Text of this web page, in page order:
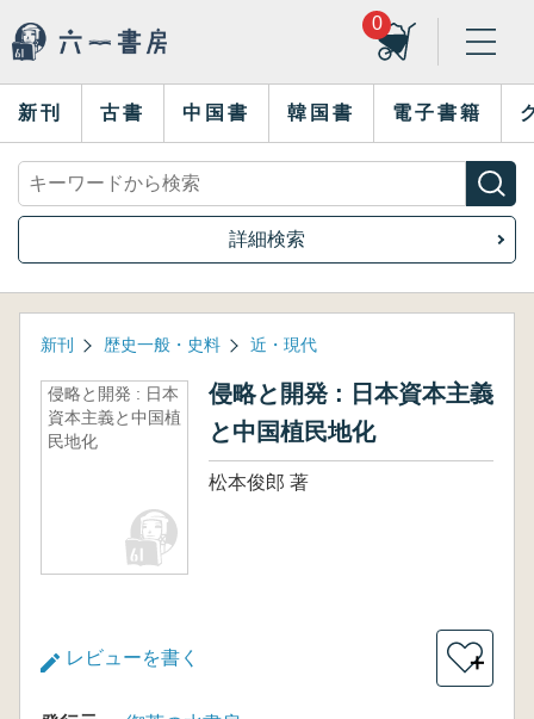
0
新刊 古書 中国書 韓国書 電子書籍
詳細検索
新刊 歴史一般・史料 近・現代
侵略と開発 : 日本
資本主義と中国植
民地化
侵略と開発 : 日本資本主義
と中国植民地化
松本俊郎 著
レビューを書く ＋